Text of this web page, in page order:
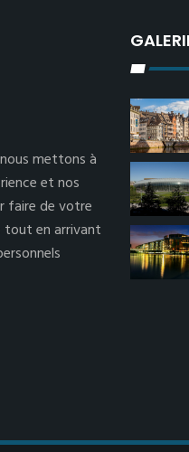
mettons à
et nos
faire de votre
tout en arrivant